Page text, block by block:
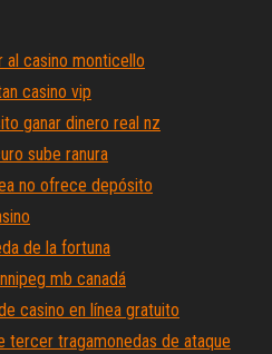
al casino monticello
casino vip
ganar dinero real nz
sube ranura
no ofrece depósito
de la fortuna
mb canadá
casino en línea gratuito
tercer tragamonedas de ataque